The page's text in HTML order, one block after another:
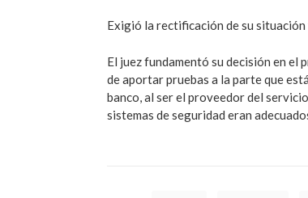
Exigió la rectificación de su
El juez fundamentó su decisión en el
de aportar pruebas a la parte que
banco, al ser el proveedor del
sistemas de seguridad eran